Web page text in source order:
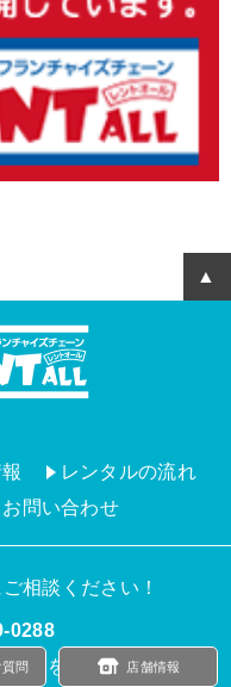
問 店舗情報
レンタルの流れ
お問い合わせ
相談ください！
日を除く）